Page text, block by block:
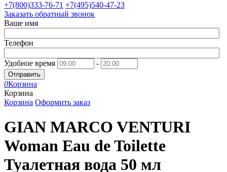
+7(800)333-76-71 +7(495)540-47-23
Заказать обратный звонок
Ваше имя
Телефон
Удобное время -
Отправить
0Корзина
Корзина
Корзина Оформить заказ
GIAN MARCO VENTURI
Woman Eau de Toilette
Туалетная вода 50 мл